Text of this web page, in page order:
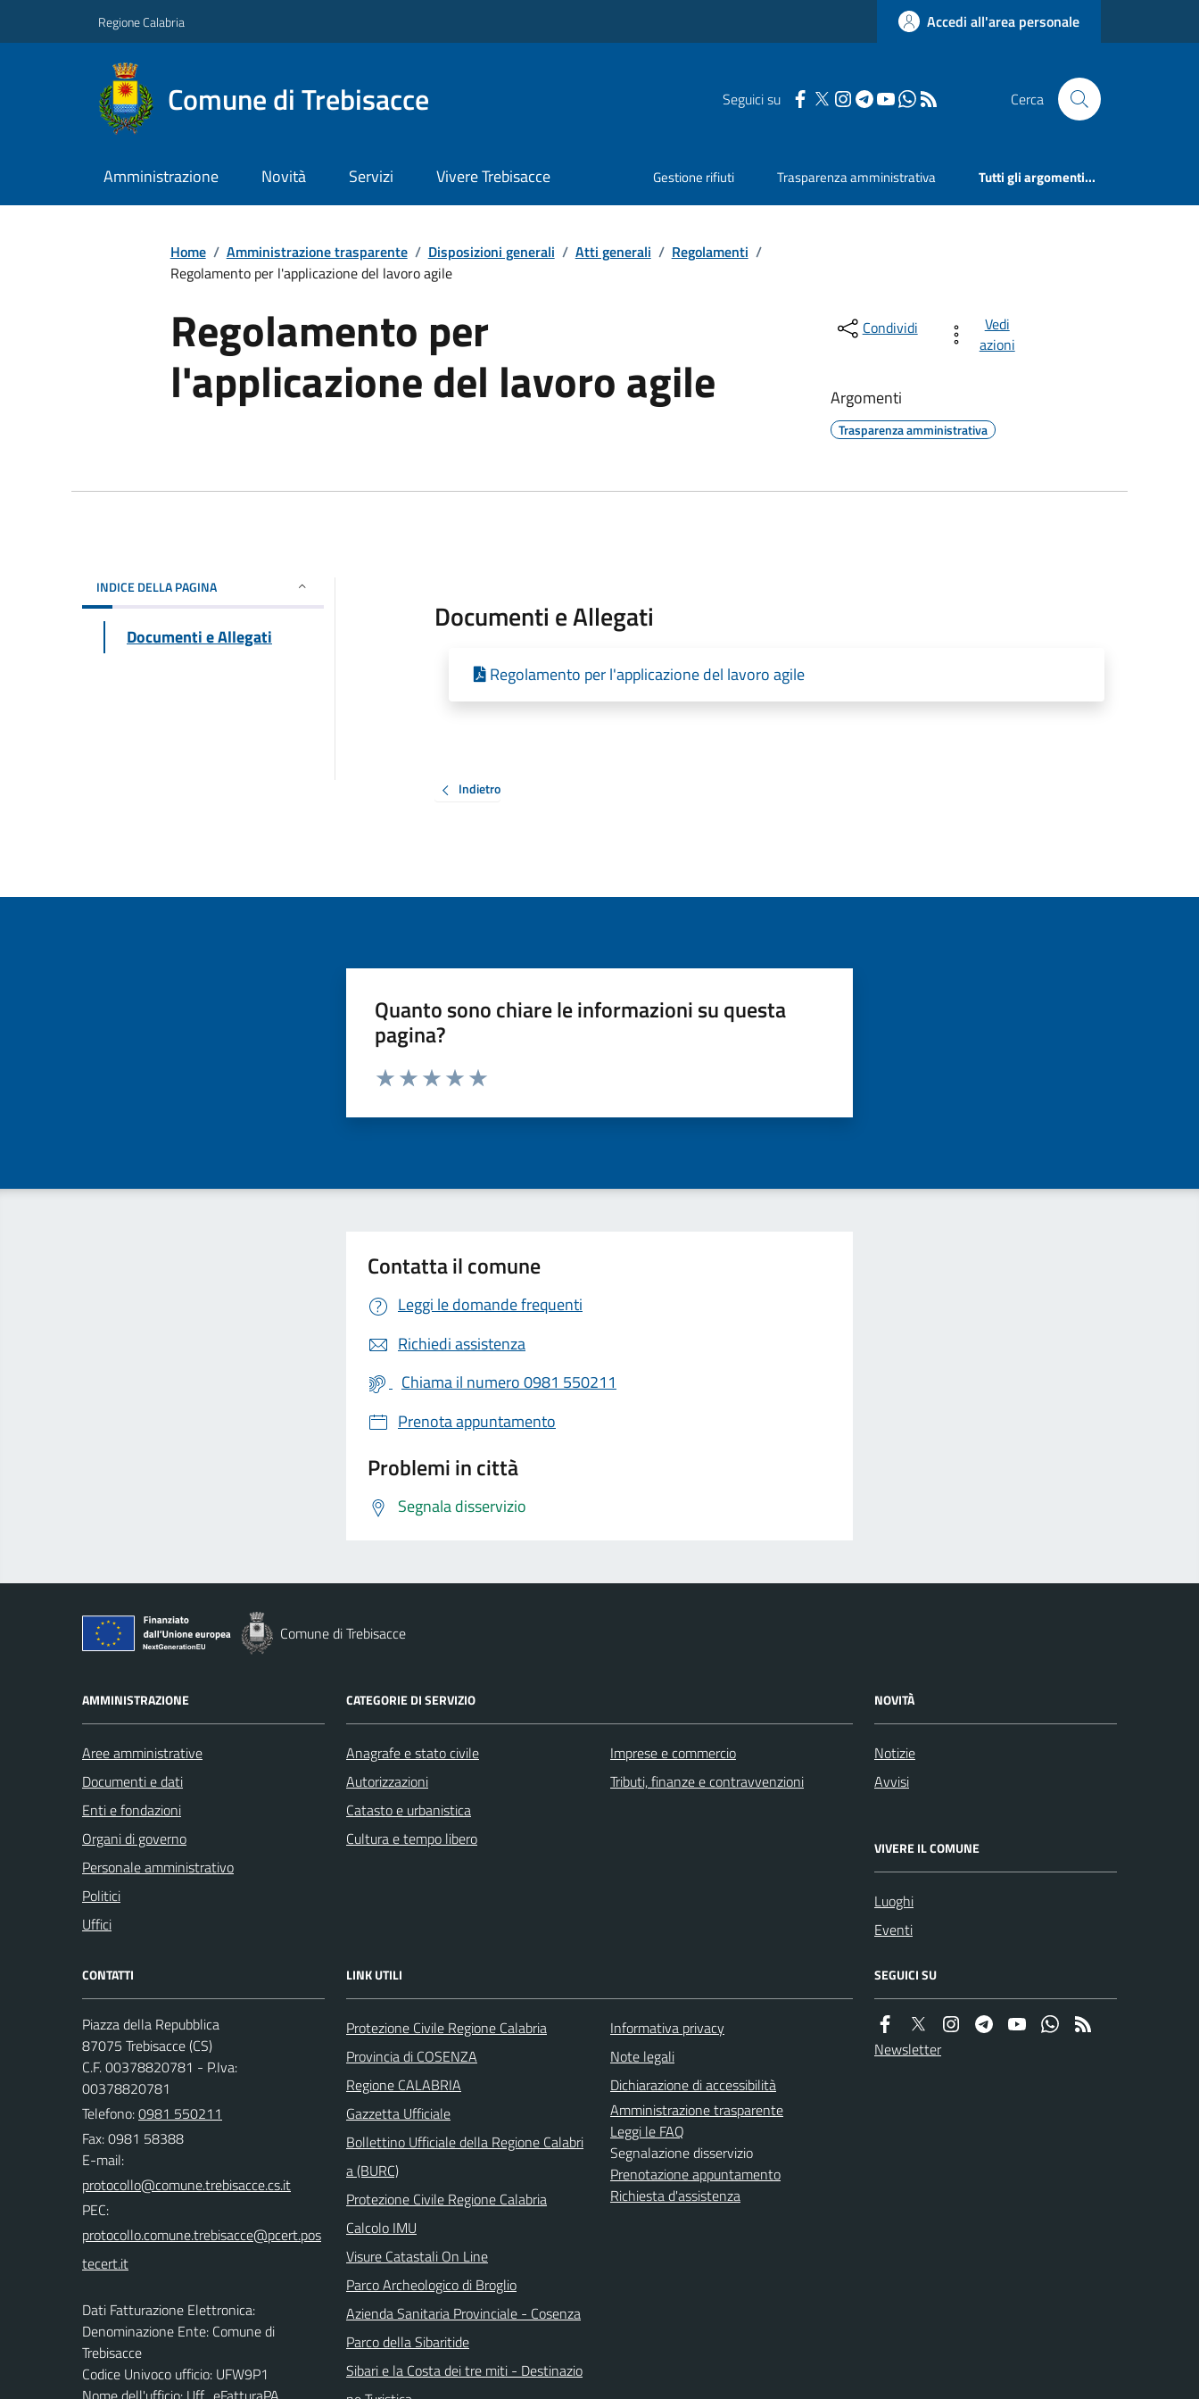
Regione Calabria Accedi all'area personale
Comune di Trebisacce Seguici su Cerca
Amministrazione Novità Servizi Vivere Trebisacce Gestione rifiuti Trasparenza amministrativa Tutti gli argomenti...
Home / Amministrazione trasparente / Disposizioni generali / Atti generali / Regolamenti /
Regolamento per l'applicazione del lavoro agile
Regolamento per
l'applicazione del lavoro agile
Condividi
Vedi
azioni
Argomenti
Trasparenza amministrativa
INDICE DELLA PAGINA
Documenti e Allegati
Documenti e Allegati
Regolamento per l'applicazione del lavoro agile
Indietro
Quanto sono chiare le informazioni su questa
pagina?
Valuta da 1 a 5 stelle la pagina
Contatta il comune
Leggi le domande frequenti
Richiedi assistenza
Chiama il numero 0981 550211
Prenota appuntamento
Problemi in città
Segnala disservizio
Comune di Trebisacce
AMMINISTRAZIONE
Aree amministrative
Documenti e dati
Enti e fondazioni
Organi di governo
Personale amministrativo
Politici
Uffici
CATEGORIE DI SERVIZIO
Anagrafe e stato civile
Autorizzazioni
Catasto e urbanistica
Cultura e tempo libero
Imprese e commercio
Tributi, finanze e contravvenzioni
NOVITÀ
Notizie
Avvisi
VIVERE IL COMUNE
Luoghi
Eventi
CONTATTI
Piazza della Repubblica
87075 Trebisacce (CS)
C.F. 00378820781 - P.Iva:
00378820781
Telefono:0981 550211
Fax: 0981 58388
E-mail:
PEC:
Dati Fatturazione Elettronica:
Denominazione Ente: Comune di
Trebisacce
Codice Univoco ufficio: UFW9P1
LINK UTILI
Protezione Civile Regione Calabria
Provincia di COSENZA
Regione CALABRIA
Gazzetta Ufficiale
Bollettino Ufficiale della Regione Calabri
a (BURC)
Protezione Civile Regione Calabria
Calcolo IMU
Visure Catastali On Line
Parco Archeologico di Broglio
Azienda Sanitaria Provinciale - Cosenza
Parco della Sibaritide
Sibari e la Costa dei tre miti - Destinazio
Informativa privacy
Note legali
Dichiarazione di accessibilità
Amministrazione trasparente
Leggi le FAQ
Segnalazione disservizio
Prenotazione appuntamento
Richiesta d'assistenza
SEGUICI SU
Newsletter